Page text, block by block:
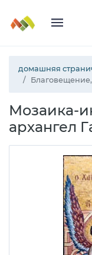
домашняя
Мозаика-
архангел